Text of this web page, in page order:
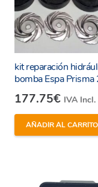
kit reparación
bomba Espa
177.75€ IVA Incl.
AÑADIR AL CARRITO